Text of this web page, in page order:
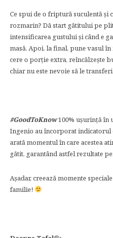
Ce spui de o friptură suculentă și
rozmarin? Dă start gătitului pe
intensificarea gustului și când e
masă. Apoi, la final, pune vasul
cere o porție extra, reîncălzește
chiar nu este nevoie să le
#GoodToKnow100% ușurință în
Ingenio au încorporat indicatorul
arată momentul în care acestea
gătit, garantând astfel rezultate
Așadar, creează momente
familie!